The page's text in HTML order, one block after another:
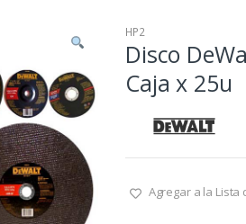
HP2
Disco
Caja x 25u
Agregar a la Lista